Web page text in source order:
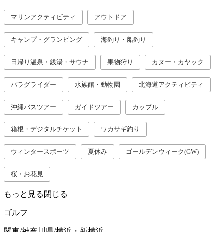
マリンアクティビティ アウトドア
キャンプ・グランピング 海釣り・船釣り
日帰り温泉・銭湯・サウナ 果物狩り カヌー・カヤック
パラグライダー 水族館・動物園 北海道アクティビティ
沖縄バスツアー ガイドツアー カップル
箱根・デジタルチケット ワカサギ釣り
ウィンタースポーツ 夏休み ゴールデンウィーク(GW)
桜・お花見
もっと見る 閉じる
ゴルフ